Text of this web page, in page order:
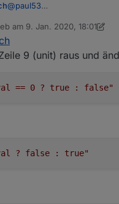
@paul53
{
  "type": "state",
  "common": {
    "write": false,
"id":
am 9. Jan. 2020, 18:01
editiert von paul531. Sept.
9 (unit) raus und
== 0 ? true : false"
? false : true"